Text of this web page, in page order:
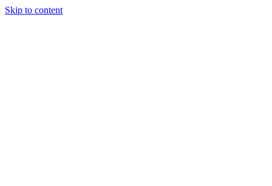
Skip to content